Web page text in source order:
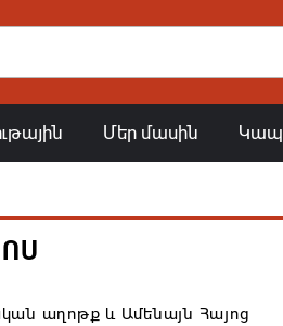
Մեր մասին Կապ
աղոթք և Ամենայն Հայոց